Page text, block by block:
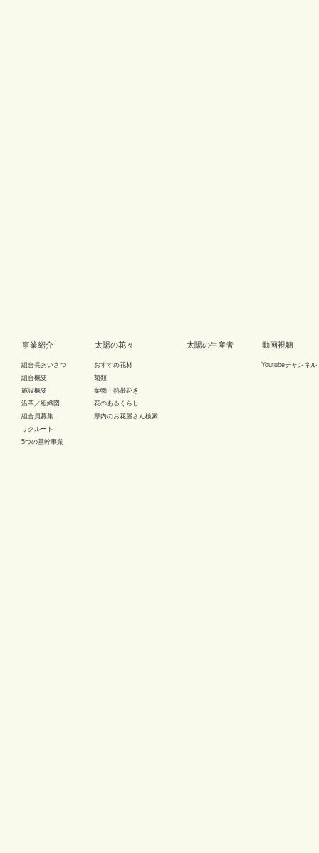
事業紹介
組合長あいさつ
組合概要
施設概要
沿革／組織図
組合員募集
リクルート
5つの基幹事業
太陽の花々
おすすめ花材
菊類
葉物・熱帯花き
花のあるくらし
県内のお花屋さん検索
太陽の生産者 動画視聴
Youtubeチャンネル